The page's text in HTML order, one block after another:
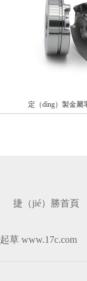
定（dìng）製金屬零（líng
捷（jié）勝首頁
起草 www.17c.com